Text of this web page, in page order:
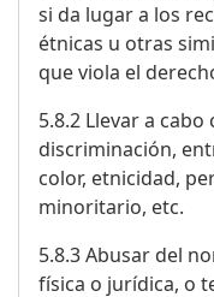
si da lugar a los
étnicas u otras
que viola el
5.8.2 Llevar a
discriminación,
color, etnicidad,
minoritario, etc.
5.8.3 Abusar del
física o jurídica, o